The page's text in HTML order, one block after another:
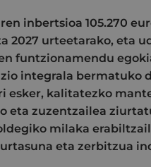
inbertsioa 105.270
2027 urteetarako, eta
funtzionamendu
integrala bermatuko
esker, kalitatezko
eta zuzentzailea
milaka
eta zerbitzua